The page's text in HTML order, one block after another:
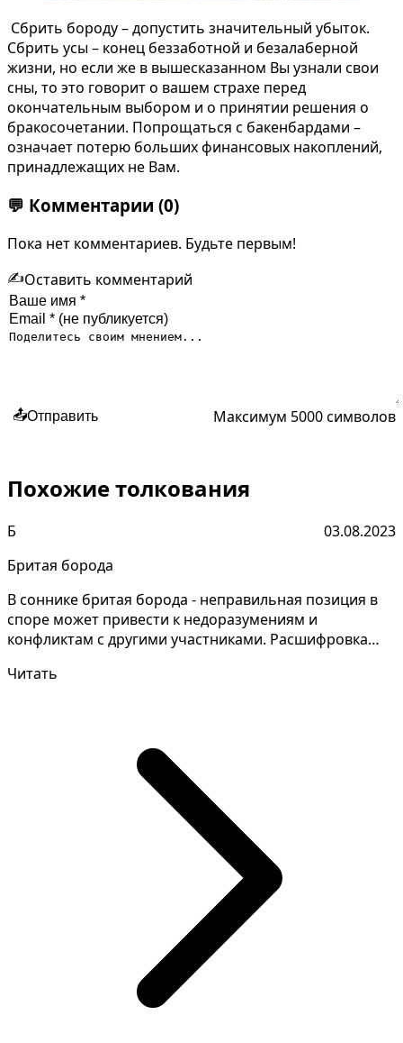
Сбрить бороду – допустить значительный убыток.
Сбрить усы – конец беззаботной и безалаберной
жизни, но если же в вышесказанном Вы узнали свои
сны, то это говорит о вашем страхе перед
окончательным выбором и о принятии решения о
бракосочетании. Попрощаться с бакенбардами –
означает потерю больших финансовых накоплений,
принадлежащих не Вам.
💬 Комментарии (0)
Пока нет комментариев. Будьте первым!
✍️Оставить комментарий
📤Отправить Максимум 5000 символов
Похожие толкования
Б
03.08.2023
Бритая борода
В соннике бритая борода - неправильная позиция в
споре может привести к недоразумениям и
конфликтам с другими участниками. Расшифровка
Читать